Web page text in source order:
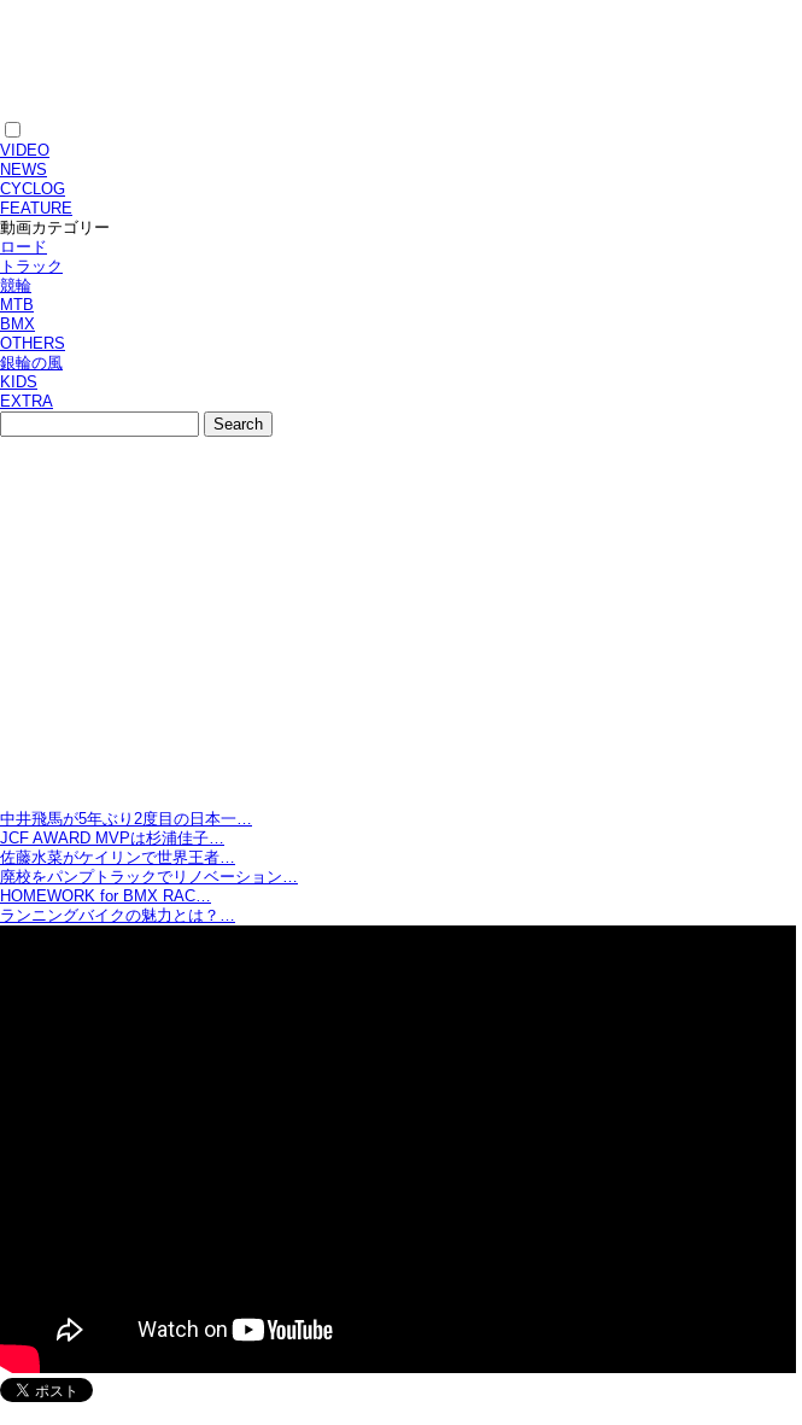
VIDEO
NEWS
CYCLOG
FEATURE
動画カテゴリー
ロード
トラック
競輪
MTB
BMX
OTHERS
銀輪の風
KIDS
EXTRA
中井飛馬が5年ぶり2度目の日本一…
JCF AWARD MVPは杉浦佳子…
佐藤水菜がケイリンで世界王者…
廃校をパンプトラックでリノベーション…
HOMEWORK for BMX RAC…
ランニングバイクの魅力とは？…